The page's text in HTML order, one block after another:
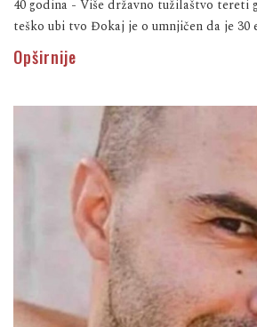
40 godina - Više državno tužilaštvo tereti
teško ubi tvo Đokaj je o umnjičen da je 30
Opširnije